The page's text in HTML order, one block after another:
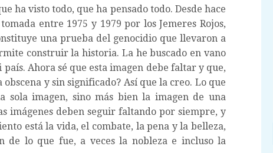
ha visto todo, que ha pensado todo. Desde hace
entre 1975 y 1979 por los Jemeres Rojos,
una prueba del genocidio que llevaron a
construir la historia. La he buscado en vano
Ahora sé que esta imagen debe faltar y que,
y sin significado? Así que la creo. Lo que
sola imagen, sino más bien la imagen de una
imágenes deben seguir faltando por siempre, y
está la vida, el combate, la pena y la belleza,
de lo que fue, a veces la nobleza e incluso la